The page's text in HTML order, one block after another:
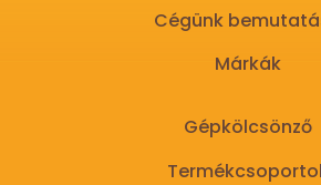
Cégünk
Márkák
Gépkölcsönző